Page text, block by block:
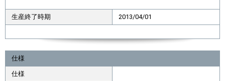
生産終了時期 2013/04/01
仕様
仕様